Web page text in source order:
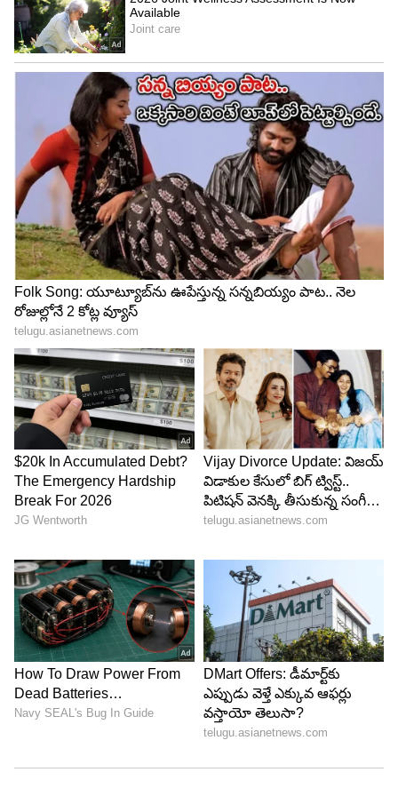
పిండిలో పొట్టును ఎలా గుర్తించాలి?
ఎఫ్ఎస్ఎస్ఏఐ ప్రకారం.. గోధుమ పిండి స్వచ్ఛతను చెక్
చేయడానికి ఒక సులువైన మార్గం ఉంది. దీనికోసం మీరు
పెద్దగా కష్టపడాల్సిన అవసరం లేదు. ఇందుకోసం ముందుగా
ఒక గ్లాసులో నీళ్లను తీసుకుని అందులో కొంచెం గోధుమ
పిండిని వేయండి.
స్వచ్ఛమైన పిండిలో పొట్టు కొంచమే నీటి పైన తేలుతూ
కనిపిస్తుంది. కానీ అదే పిండిలో చాలా పొట్టు నీళ్లపై
తేలుతున్నట్టైతే అది కల్తీ జరిగిందని అర్థం. ఇలాంటి పిండిలో
పెద్ద మొత్తంలో పొట్టును కలిపారని అర్థం చేసుకోవాలి.
4
4
జీర్ణక్రియను దెబ్బతీస్తుంది